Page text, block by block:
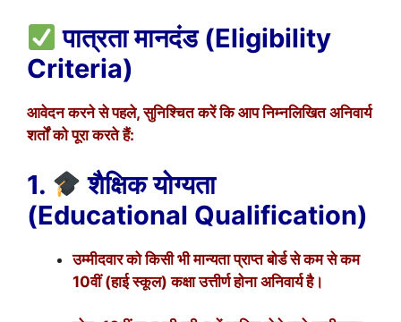
पात्रता मानदंड (Eligibility
Criteria)
आवेदन करने से पहले, सुनिश्चित करें कि आप निम्नलिखित अनिवार्य
शर्तों को पूरा करते हैं:
1.
शैक्षिक योग्यता
(Educational Qualification)
उम्मीदवार को किसी भी मान्यता प्राप्त बोर्ड से कम से कम
10वीं (हाई स्कूल) कक्षा उत्तीर्ण होना अनिवार्य है।